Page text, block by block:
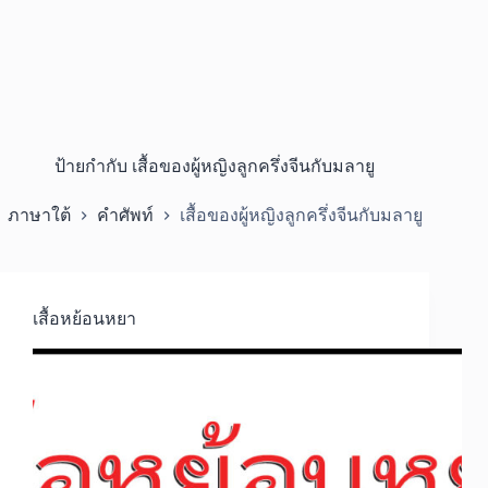
ป้ายกำกับ เสื้อของผู้หญิงลูกครึ่งจีนกับมลายู
ภาษาใต้ คำศัพท์ เสื้อของผู้หญิงลูกครึ่งจีนกับมลายู
เสื้อหย้อนหยา